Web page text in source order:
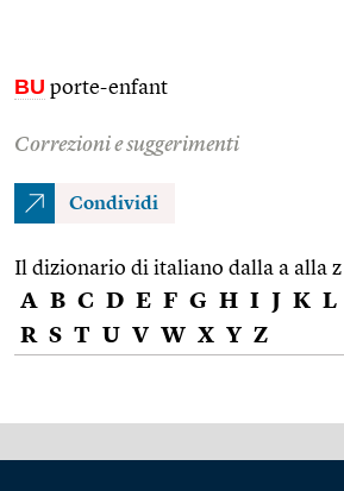
BU porte-enfant
Correzioni e suggerimenti
Condividi
Il dizionario di italiano dalla a alla z
A B C D E F G H I J K L
R S T U V W X Y Z